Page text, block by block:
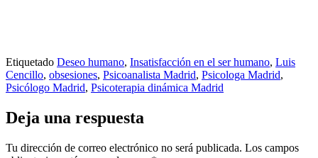
Etiquetado Deseo humano, Insatisfacción en el ser humano, Luis
Cencillo, obsesiones, Psicoanalista Madrid, Psicologa Madrid,
Psicólogo Madrid, Psicoterapia dinámica Madrid
Deja una respuesta
Tu dirección de correo electrónico no será publicada. Los campos